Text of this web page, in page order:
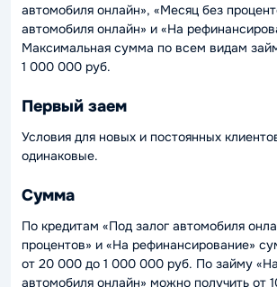
автомобиля онлайн», «Месяц без
автомобиля онлайн» и «На
Максимальная сумма по всем видам
1 000 000 руб.
Первый заем
Условия для новых и постоянных
одинаковые.
Сумма
По кредитам «Под залог автомобиля
процентов» и «На рефинансирование»
от 20 000 до 1 000 000 руб. По займу
автомобиля онлайн» можно получить от